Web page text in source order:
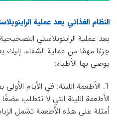
النظام الغذائي بعد عملية
بعد عملية الراينوبلاستي
جزءًا مهمًا من عملية الشفاء. إليك
يوصي بها الأطباء:
1. الأطعمة اللينة: في الأيام
الأطعمة اللينة التي لا تتطلب
أمثلة على هذه الأطعمة تشمل